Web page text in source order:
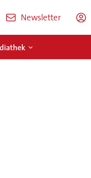
Newsletter